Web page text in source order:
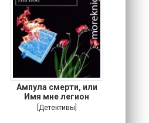
Ампула смерти, или
Имя мне легион
[Детективы]